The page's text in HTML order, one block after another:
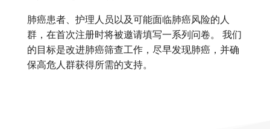
肺癌患者、护理人员以及可能面临肺癌风险的人
群，在首次注册时将被邀请填写一系列问卷。 我们
的目标是改进肺癌筛查工作，尽早发现肺癌，并确
保高危人群获得所需的支持。